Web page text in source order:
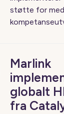
støtte for
Marlink
globalt
fra